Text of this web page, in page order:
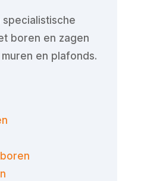
boren en zagen
en plafonds.